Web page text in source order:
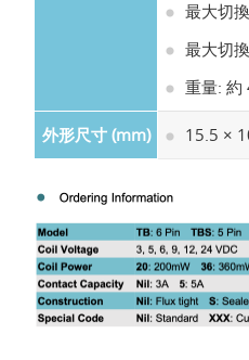
最大切
最大切
重量: 約
外形尺寸 (mm) 15.5 ×